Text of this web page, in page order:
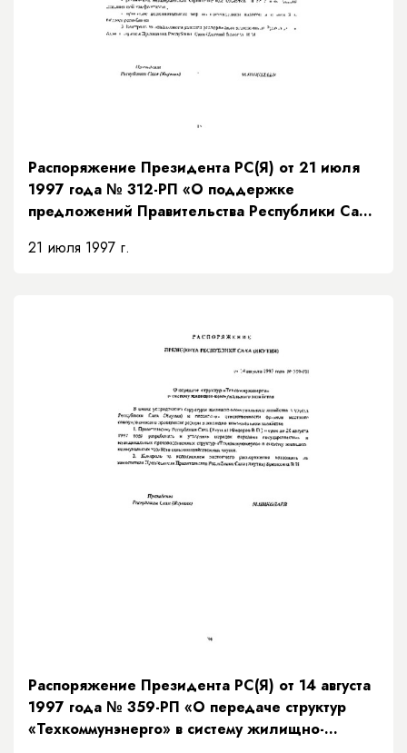
Распоряжение Президента РС(Я) от 21 июля
1997 года № 312-РП «О поддержке
предложений Правительства Республики Саха
бюджета на основании рекомендаций
21 июля 1997 г.
Распоряжение Президента РС(Я) от 14 августа
1997 года № 359-РП «О передаче структур
«Техкоммунэнерго» в систему жилищно-